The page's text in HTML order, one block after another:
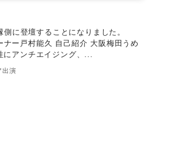
に登壇することになりました。
ー戸村能久 自己紹介 大阪梅田うめ
アンチエイジング、...
出演